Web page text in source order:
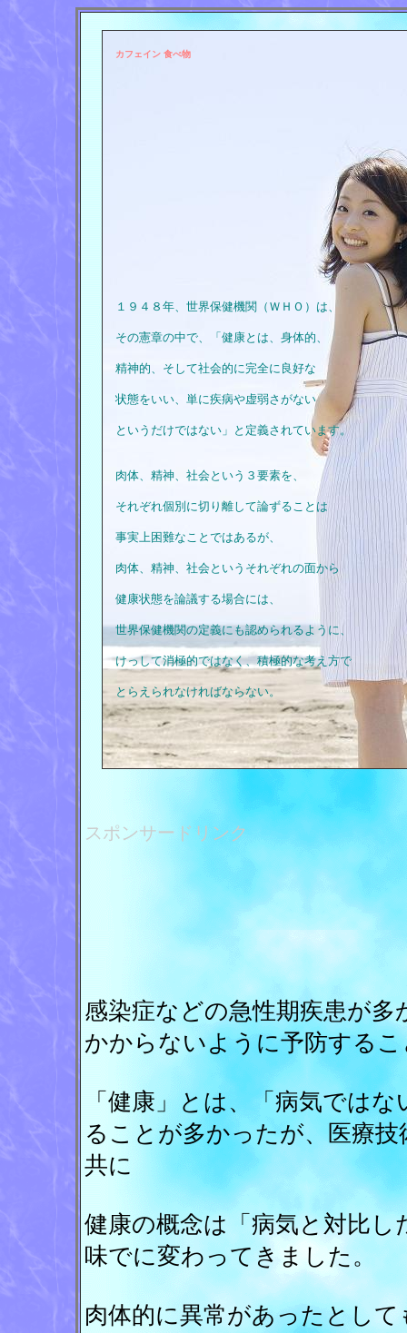
カフェイン 食べ物
１９４８年、世界保健機関（ＷＨＯ）は、
その憲章の中で、「健康とは、身体的、
精神的、そして社会的に完全に良好な
状態をいい、単に疾病や虚弱さがない
というだけではない」と定義されています。
肉体、精神、社会という３要素を、
それぞれ個別に切り離して論ずることは
事実上困難なことではあるが、
肉体、精神、社会というそれぞれの面から
健康状態を論議する場合には、
世界保健機関の定義にも認められるように、
けっして消極的ではなく、積極的な考え方で
とらえられなければならない。
スポンサードリンク
感染症などの急性期疾患が
かからないように予防する
「健康」とは、「病気では
ることが多かったが、医療
共に
健康の概念は「病気と対比
味でに変わってきました。
肉体的に異常があったとし